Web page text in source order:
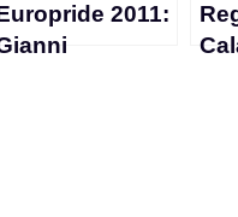
2011: